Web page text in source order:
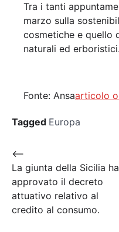
Tra i tanti
marzo sulla
cosmetiche e quello
naturali ed erboristici.
Fonte: Ansaarticolo
Tagged Europa
Navigazione
articoli
⟵
La giunta della Sicilia ha
approvato il decreto
attuativo relativo al
credito al consumo.